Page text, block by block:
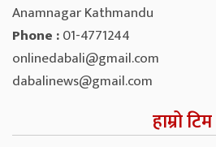
Anamnagar Kathmandu
Phone :01-4771244
onlinedabali@gmail.com
dabalinews@gmail.com
हाम्रो टिम